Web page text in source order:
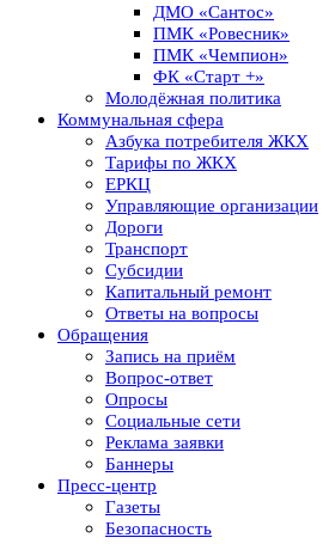
ДМО «Сантос»
ПМК «Ровесник»
ПМК «Чемпион»
ФК «Старт +»
Молодёжная политика
Коммунальная сфера
Азбука потребителя ЖКХ
Тарифы по ЖКХ
ЕРКЦ
Управляющие организации
Дороги
Транспорт
Субсидии
Капитальный ремонт
Ответы на вопросы
Обращения
Запись на приём
Вопрос-ответ
Опросы
Социальные сети
Реклама заявки
Баннеры
Пресс-центр
Газеты
Безопасность